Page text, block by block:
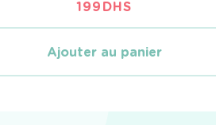
199 DHS
Ajouter au panier